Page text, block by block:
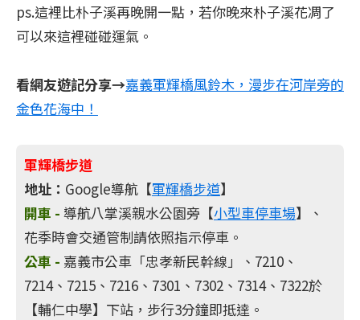
ps.這裡比朴子溪再晚開一點，若你晚來朴子溪花凋了
可以來這裡碰碰運氣。
看網友遊記分享→嘉義軍輝橋風鈴木，漫步在河岸旁的
金色花海中！
軍輝橋步道
地址： Google導航【軍輝橋步道】
開車 - 導航八掌溪親水公園旁【小型車停車場】、
花季時會交通管制請依照指示停車。
公車 - 嘉義市公車「忠孝新民幹線」、7210、
7214、7215、7216、7301、7302、7314、7322於
【輔仁中學】下站，步行3分鐘即抵達。